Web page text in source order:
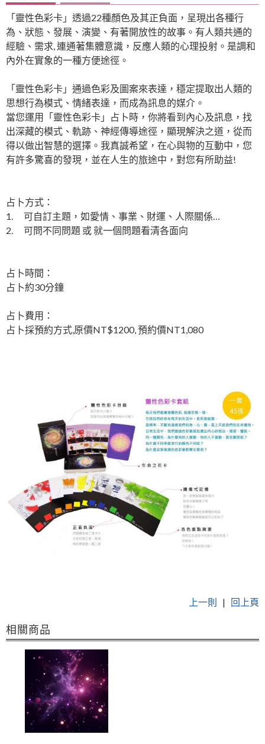
「靈性色彩卡」透過22種顏色及其正負面，呈現出各種行
為、狀態、發展、演變、有著開放性的故事。有人類共通的
經驗、需求, 連通著集體意識，反應人類的心理投射。是調和
內外在實象的一種方便途徑。
「靈性色彩卡」通過色彩及圖案來表達，穩定提取出人類的
思想行為模式、情緒表達，而成為訊息的媒介。
當您運用「靈性色彩卡」占卜時，你將看到內心及訊息，找
出深藏的模式、軌跡、神經傳導途徑，顯現解決之道，從而
得以做出智慧的選擇。我真誠希望，在心與物的互動中，您
有許多驚喜的發現，並在人生的旅途中，對您有所助益!
占卜方式：
1. 可自訂主題，如愛情、事業、財運、人際關係…
2. 可問不同問題 或 就一個問題看清各面向
占卜時間：
占卜約30分鐘
占卜費用：
占卜採預約方式,原價NT$1200, 預約價NT1,080
上一則 | 回上頁
相關商品